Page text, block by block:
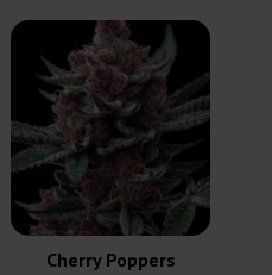
Cherry Poppers